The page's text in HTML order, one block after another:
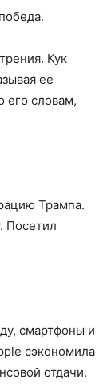
Кук
ее
его словам,
Трампа.
Посетил
смартфоны и
сэкономила
отдачи.